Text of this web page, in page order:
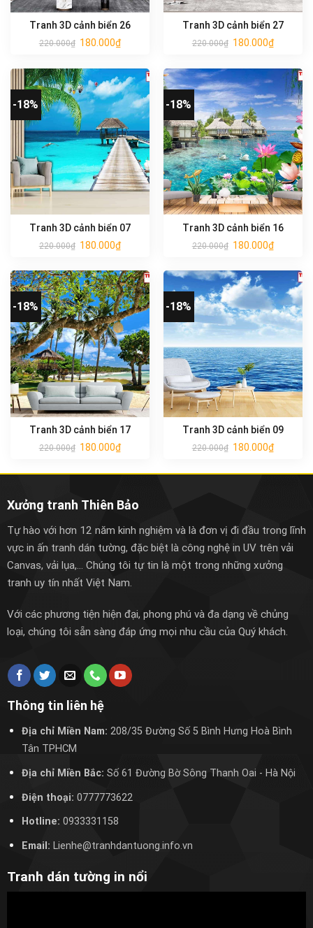
Tranh 3D cảnh biển 26
220.000₫ 180.000₫
Tranh 3D cảnh biển 27
220.000₫ 180.000₫
-18%
Tranh 3D cảnh biển 07
220.000₫ 180.000₫
-18%
Tranh 3D cảnh biển 16
220.000₫ 180.000₫
-18%
Tranh 3D cảnh biển 17
220.000₫ 180.000₫
-18%
Tranh 3D cảnh biển 09
220.000₫ 180.000₫
Xưởng tranh Thiên Bảo
Tự hào với hơn 12 năm kinh nghiệm và là đơn vị đi đầu trong lĩnh
vực in ấn tranh dán tường, đặc biệt là công nghệ in UV trên vải
Canvas, vải lụa,... Chúng tôi tự tin là một trong những xưởng
tranh uy tín nhất Việt Nam.
Với các phương tiện hiện đại, phong phú và đa dạng về chủng
loại, chúng tôi sẵn sàng đáp ứng mọi nhu cầu của Quý khách.
Thông tin liên hệ
Địa chỉ Miền Nam: 208/35 Đường Số 5 Bình Hưng Hoà Bình
Tân TPHCM
Địa chỉ Miền Bắc: Số 61 Đường Bờ Sông Thanh Oai - Hà Nội
Điện thoại: 0777773622
Hotline: 0933331158
Email: Lienhe@tranhdantuong.info.vn
Tranh dán tường in nổi